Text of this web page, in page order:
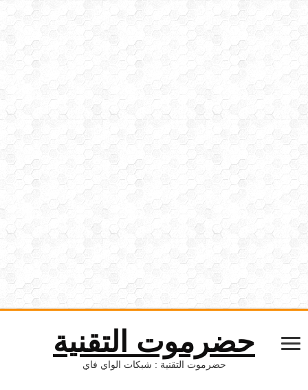
حضرموت التقنية
حضرموت التقنية : شبكات الواي فاي